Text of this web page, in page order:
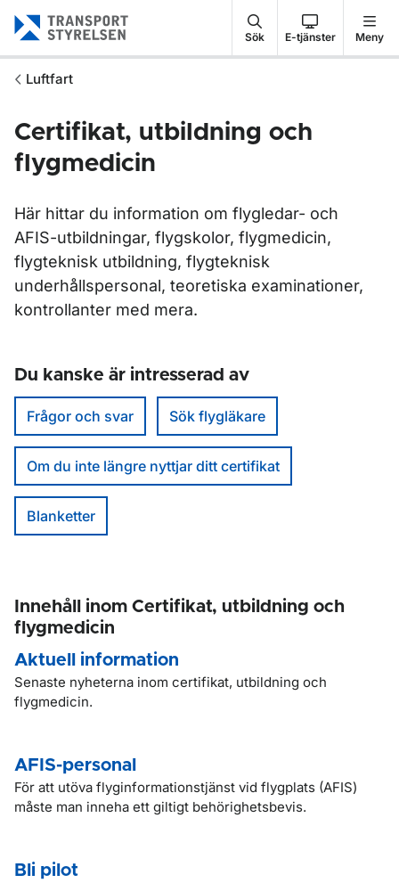
Gå till sidans innehåll Sök E-tjänster Meny
Luftfart
Certifikat, utbildning och
flygmedicin
Här hittar du information om flygledar- och
AFIS-utbildningar, flygskolor, flygmedicin,
flygteknisk utbildning, flygteknisk
underhållspersonal, teoretiska examinationer,
kontrollanter med mera.
Du kanske är intresserad av
Frågor och svar Sök flygläkare
Om du inte längre nyttjar ditt certifikat
Blanketter
Innehåll inom Certifikat, utbildning och
flygmedicin
Aktuell information
Senaste nyheterna inom certifikat, utbildning och
flygmedicin.
AFIS-personal
För att utöva flyginformationstjänst vid flygplats (AFIS)
måste man inneha ett giltigt behörighetsbevis.
Bli pilot